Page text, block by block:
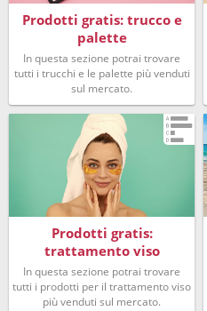
Prodotti gratis: trucco e
palette
In questa sezione potrai trovare
tutti i trucchi e le palette più venduti
sul mercato.
Prodotti gratis:
trattamento viso
In questa sezione potrai trovare
tutti i prodotti per il trattamento viso
più venduti sul mercato.